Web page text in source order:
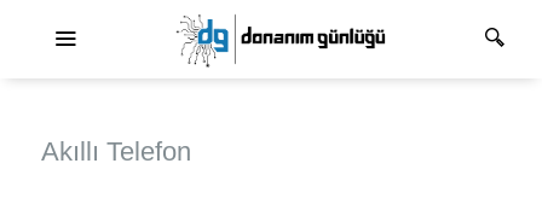
Akıllı Telefon